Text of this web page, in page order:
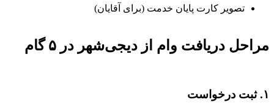
تصویر کارت پایان خدمت (برای آقایان)
مراحل دریافت وام از دیجی‌شهر در ۵ گام
۱. ثبت درخواست